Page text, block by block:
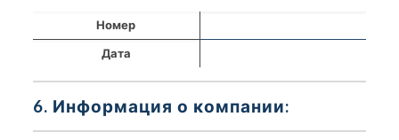
Номер
Дата
6. Информация о компании: